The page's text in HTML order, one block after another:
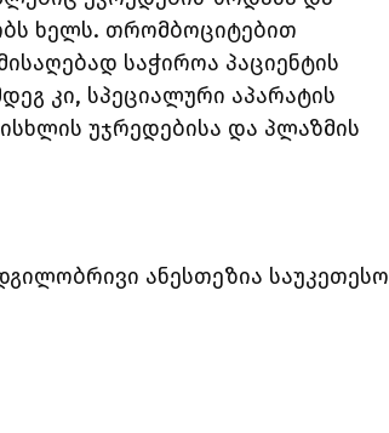
ხელს. თრომბოციტებით
საჭიროა პაციენტის
კი, სპეციალური აპარატის
უჯრედებისა და პლაზმის
ანესთეზია საუკეთესო